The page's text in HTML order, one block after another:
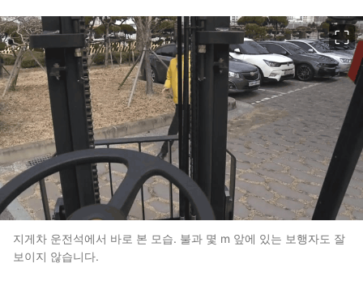
지게차 운전석에서 바로 본 모습. 불과 몇 m 앞에 있는 보행자도 잘
보이지 않습니다.